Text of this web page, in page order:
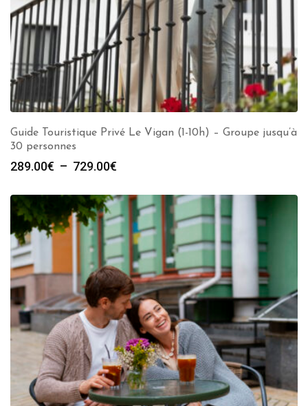
Guide Touristique Privé Le Vigan (1-10h) – Groupe jusqu’à
30 personnes
289.00€ – 729.00€
prix :
289.00€
729.00€